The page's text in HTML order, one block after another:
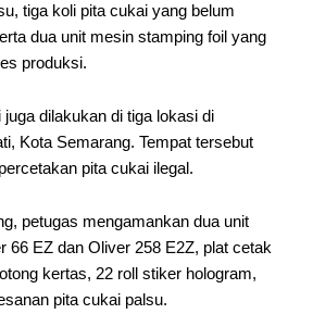
tiga koli pita cukai yang belum
dua unit mesin stamping foil yang
produksi.
dilakukan di tiga lokasi di
Kota Semarang. Tempat tersebut
pita cukai ilegal.
petugas mengamankan dua unit
66 EZ dan Oliver 258 E2Z, plat cetak
kertas, 22 roll stiker hologram,
pita cukai palsu.